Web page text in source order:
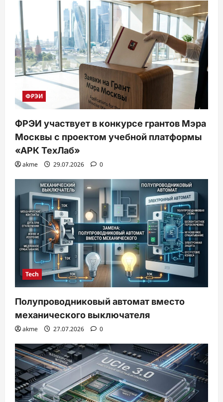
ФРЭИ
ФРЭИ участвует в конкурсе грантов Мэра
Москвы с проектом учебной платформы
«АРК ТехЛаб»
akme 29.07.2026 0
Tech
Полупроводниковый автомат вместо
механического выключателя
akme 27.07.2026 0